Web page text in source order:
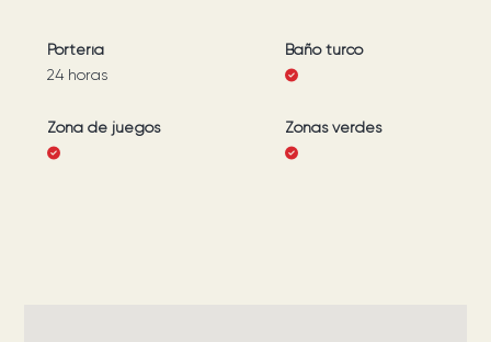
Portería
24 horas
Baño turco
Zona de juegos Zonas verdes